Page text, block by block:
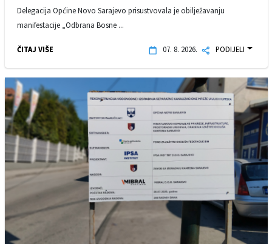
Delegacija Općine Novo Sarajevo prisustvovala je obilježavanju
manifestacije „Odbrana Bosne ...
ČITAJ VIŠE 07. 8. 2026. PODIJELI